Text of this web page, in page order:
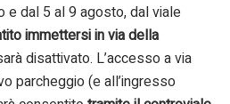
e dal 5 al 9 agosto, dal viale
immettersi in via della
disattivato. L’accesso a via
parcheggio (e all’ingresso